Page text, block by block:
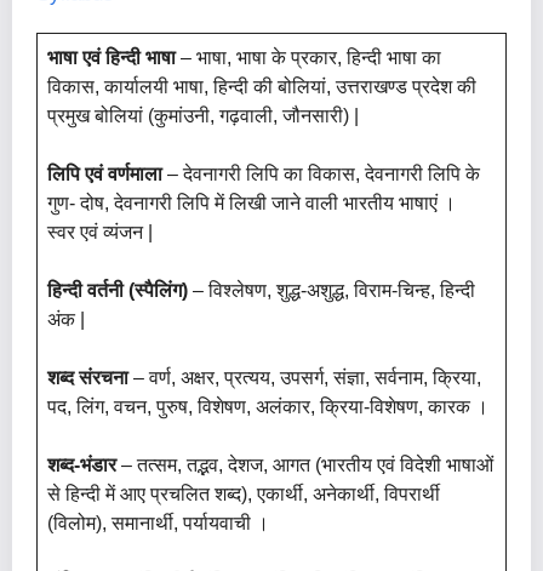
भाषा एवं हिन्दी भाषा– भाषा, भाषा के प्रकार, हिन्दी भाषा का
विकास, कार्यालयी भाषा, हिन्दी की बोलियां, उत्तराखण्ड प्रदेश की
प्रमुख बोलियां (कुमांउनी, गढ़वाली, जौनसारी) |
लिपि एवं वर्णमाला– देवनागरी लिपि का विकास, देवनागरी लिपि के
गुण- दोष, देवनागरी लिपि में लिखी जाने वाली भारतीय भाषाएं ।
स्वर एवं व्यंजन |
हिन्दी वर्तनी (स्पैलिंग) – विश्लेषण, शुद्ध-अशुद्ध, विराम-चिन्ह, हिन्दी
अंक |
शब्द संरचना– वर्ण, अक्षर, प्रत्यय, उपसर्ग, संज्ञा, सर्वनाम, क्रिया,
पद, लिंग, वचन, पुरुष, विशेषण, अलंकार, क्रिया-विशेषण, कारक ।
शब्द-भंडार– तत्सम, तद्भव, देशज, आगत (भारतीय एवं विदेशी भाषाओं
से हिन्दी में आए प्रचलित शब्द), एकार्थी, अनेकार्थी, विपरार्थी
(विलोम), समानार्थी, पर्यायवाची ।